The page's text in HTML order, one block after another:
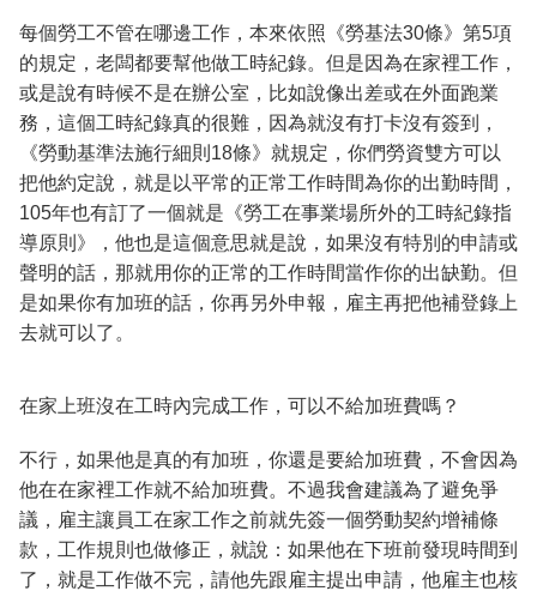
每個勞工不管在哪邊工作，本來依照《勞基法30條》第5項
的規定，老闆都要幫他做工時紀錄。但是因為在家裡工作，
或是說有時候不是在辦公室，比如說像出差或在外面跑業
務，這個工時紀錄真的很難，因為就沒有打卡沒有簽到，
《勞動基準法施行細則18條》就規定，你們勞資雙方可以
把他約定說，就是以平常的正常工作時間為你的出勤時間，
105年也有訂了一個就是《勞工在事業場所外的工時紀錄指
導原則》，他也是這個意思就是說，如果沒有特別的申請或
聲明的話，那就用你的正常的工作時間當作你的出缺勤。但
是如果你有加班的話，你再另外申報，雇主再把他補登錄上
去就可以了。
在家上班沒在工時內完成工作，可以不給加班費嗎？
不行，如果他是真的有加班，你還是要給加班費，不會因為
他在在家裡工作就不給加班費。不過我會建議為了避免爭
議，雇主讓員工在家工作之前就先簽一個勞動契約增補條
款，工作規則也做修正，就說：如果他在下班前發現時間到
了，就是工作做不完，請他先跟雇主提出申請，他雇主也核